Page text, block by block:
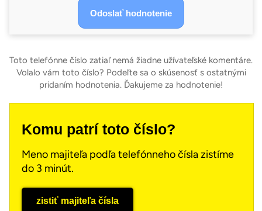
Toto telefónne číslo zatiaľ nemá žiadne užívateľské komentáre.
Volalo vám toto číslo? Podeľte sa o skúsenosť s ostatnými
pridaním hodnotenia. Ďakujeme za hodnotenie!
Komu patrí toto číslo?
Meno majiteľa podľa telefónneho čísla zistíme
do 3 minút.
zistiť majiteľa čísla